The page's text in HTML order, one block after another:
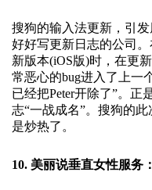
搜狗的输入法更新，引
好好写更新日志的公司。
新版本(iOS版)时，在更
常恶心的bug进入了上一
已经把Peter开除了”。正
志“一战成名”。搜狗的
是炒热了。
10. 美丽说垂直女性服务